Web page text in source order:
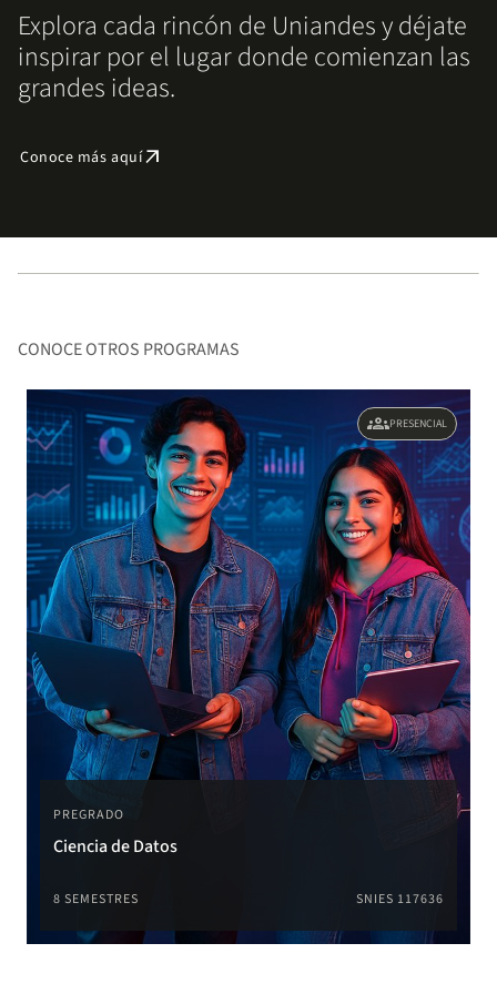
Explora cada rincón de Uniandes y déjate
inspirar por el lugar donde comienzan las
grandes ideas.
Conoce más aquíarrow_outward
CONOCE OTROS PROGRAMAS
groupsPRESENCIAL
PREGRADO
Ciencia de Datos
8 SEMESTRES SNIES 117636